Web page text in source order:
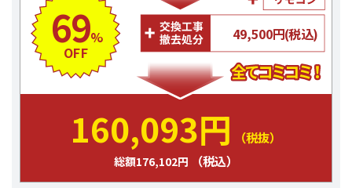
69%
OFF
49,500円(税込)
160,093円 （税抜）
総額176,102円 （税込）